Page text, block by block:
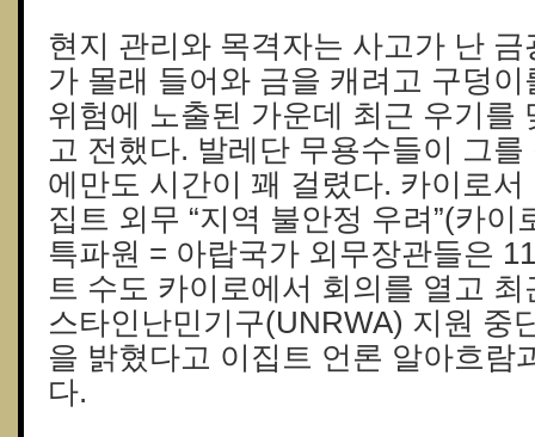
현지 관리와 목격자는 사고가 난
가 몰래 들어와 금을 캐려고 구덩
위험에 노출된 가운데 최근 우기를
고 전했다. 발레단 무용수들이 그
에만도 시간이 꽤 걸렸다. 카이로
집트 외무 “지역 불안정 우려”(카
특파원 = 아랍국가 외무장관들은
트 수도 카이로에서 회의를 열고
스타인난민기구(UNRWA) 지원 중
을 밝혔다고 이집트 언론 알아흐람
다.